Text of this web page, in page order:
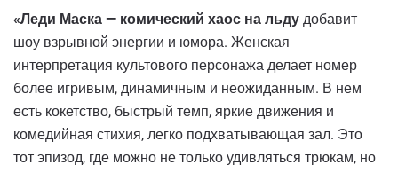
«Леди Маска — комический хаос на льду добавит
шоу взрывной энергии и юмора. Женская
интерпретация культового персонажа делает номер
более игривым, динамичным и неожиданным. В нем
есть кокетство, быстрый темп, яркие движения и
комедийная стихия, легко подхватывающая зал. Это
тот эпизод, где можно не только удивляться трюкам, но